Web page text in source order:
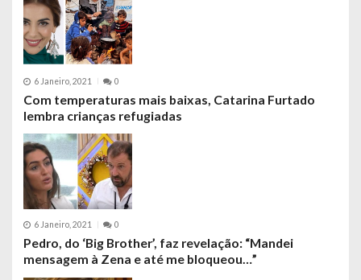
6 Janeiro, 2021 0
Com temperaturas mais baixas, Catarina Furtado
lembra crianças refugiadas
6 Janeiro, 2021 0
Pedro, do ‘Big Brother’, faz revelação: “Mandei
mensagem à Zena e até me bloqueou…”